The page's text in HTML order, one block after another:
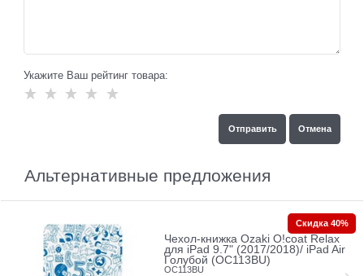
Укажите Ваш рейтинг товара:
Альтернативные предложения
Чехол-книжка Ozaki O!coat Relax
для iPad 9.7" (2017/2018)/ iPad Air
Голубой (OC113BU)
OC113BU
Скидка 40%